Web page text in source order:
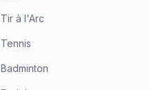
Tir à l'Arc
Tennis
Badminton